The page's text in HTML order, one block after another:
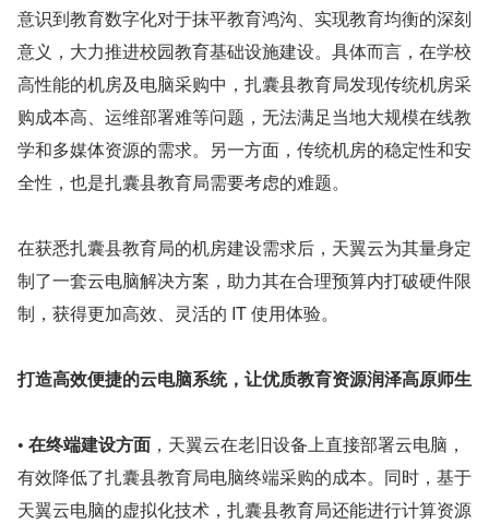
意识到教育数字化对于抹平教育鸿沟、实现教育均衡的深刻
意义，大力推进校园教育基础设施建设。具体而言，在学校
高性能的机房及电脑采购中，扎囊县教育局发现传统机房采
购成本高、运维部署难等问题，无法满足当地大规模在线教
学和多媒体资源的需求。另一方面，传统机房的稳定性和安
全性，也是扎囊县教育局需要考虑的难题。
在获悉扎囊县教育局的机房建设需求后，天翼云为其量身定
制了一套云电脑解决方案，助力其在合理预算内打破硬件限
制，获得更加高效、灵活的 IT 使用体验。
打造高效便捷的云电脑系统，让优质教育资源润泽高原师生
• 在终端建设方面 ，天翼云在老旧设备上直接部署云电脑，
有效降低了扎囊县教育局电脑终端采购的成本。同时，基于
天翼云电脑的虚拟化技术，扎囊县教育局还能进行计算资源